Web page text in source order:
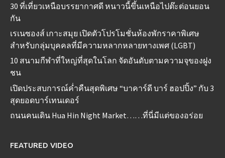
30 ที่เที่ยวเหนือบรรยากาศดี หนาวนี้ขึ้นเหนือไปต๊ะต่อนยอน
กัน
เรเนซองส์ เกาะสมุย เปิดตัวโปรโมชั่นห้องพักราคาพิเศษ
สำหรับกลุ่มบุคคลที่มีความหลากหลายทางเพศ (LGBT)
10 สนามกีฬาที่ใหญ่ที่สุดในโลก จัดอันดับตามความจุของฝูง
ชน
เปิดประสบการณ์ค่ำคืนสุดพิเศษ “บาคาร์ดี บาร์ ฮอปปิ้ง” กับ 3
สุดยอดบาร์เทนเดอร์
ถนนคนเดิน Hua Hin Night Market……ที่นี่มีแต่ของอร่อย
FEATURED VIDEO